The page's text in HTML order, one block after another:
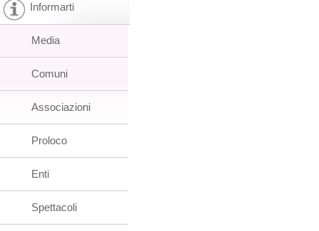
Informarti
Media
Comuni
Associazioni
Proloco
Enti
Spettacoli